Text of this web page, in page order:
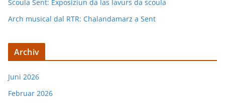
Scoula Sent: Exposiziun da las lavurs da scoula
Arch musical dal RTR: Chalandamarz a Sent
Archiv
Juni 2026
Februar 2026